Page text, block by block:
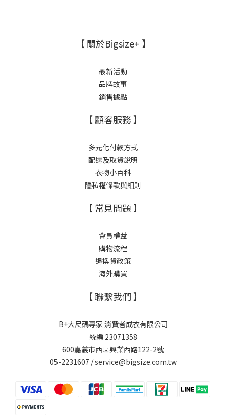
【 關於Bigsize+ 】
最新活動
品牌故事
銷售據點
【 顧客服務 】
多元化付款方式
配送及取貨說明
衣物小百科
隱私權條款與細則
【 常見問題 】
會員權益
購物流程
退換貨政策
海外購買
【 聯繫我們 】
B+大尺碼專家 消費者成衣有限公司
統編 23071358
600嘉義市西區興業西路122-2號
05-2231607 / service@bigsize.com.tw